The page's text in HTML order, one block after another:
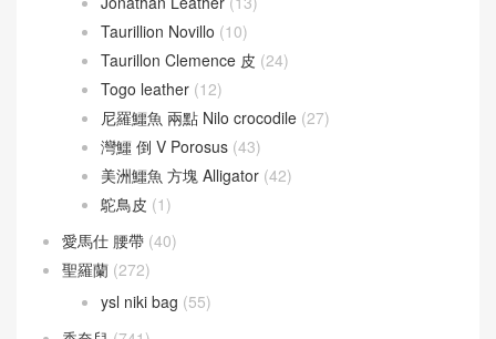
Taurillion Novillo(10)
Taurillon Clemence 皮
Togo leather(12)
尼羅鱷魚 兩點 Nilo crocodile
灣鱷 倒 V Porosus (43)
美洲鱷魚 方塊 Alligator(42)
鴕鳥皮(1)
聖羅蘭 (272)
ysl niki bag